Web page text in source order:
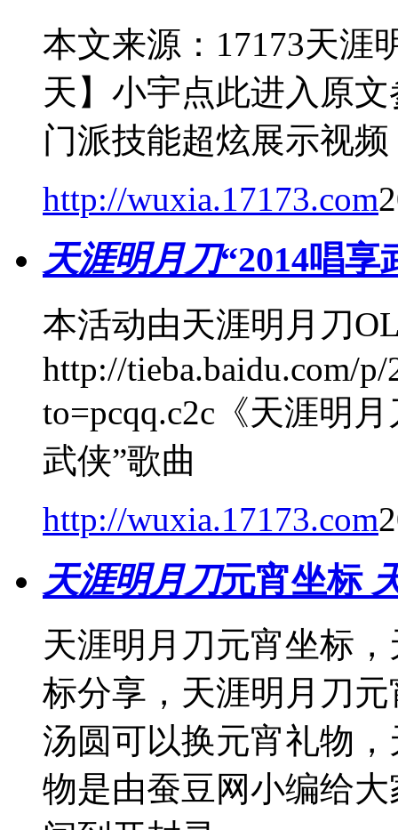
本文来源：17173天涯
天】小宇点此进入原
门派技能超炫展示视频
http://wuxia.17173.com
天涯明月刀“2014唱享
本活动由天涯明月刀
http://tieba.baidu.com/
to=pcqq.c2c《天涯明
武侠”歌曲
http://wuxia.17173.com
天涯明月刀元宵坐标
天涯明月刀元宵坐标
标分享，天涯明月刀
汤圆可以换元宵礼物
物是由蚕豆网小编给